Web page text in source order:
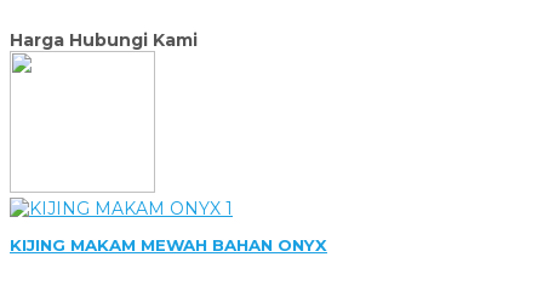
Harga Hubungi Kami
KIJING MAKAM MEWAH BAHAN ONYX